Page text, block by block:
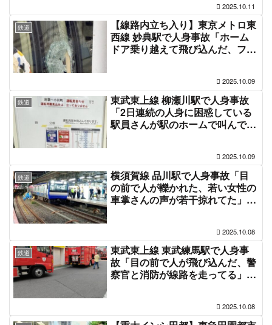
急電車 #京都本線 10月11日2025.10.11
鉄道
【線路内立ち入り】東京メトロ東
西線 妙典駅で人身事故「ホーム
ドア乗り越えて飛び込んだ、フロ
2025.10.09
鉄道
東武東上線 柳瀬川駅で人身事故
「2日連続の人身に困惑している
駅員さんが駅のホームで叫んで
わせ電車遅延 #東上線 #東上線人
身事故 10月9日
2025.10.09
鉄道
横須賀線 品川駅で人身事故「目
の前で人が轢かれた、若い女性の
車掌さんの声が若干掠れてた」
浜東北線も巻き込まれ電車遅延10
月8日
2025.10.08
鉄道
東武東上線 東武練馬駅で人身事
故「目の前で人が飛び込んだ、警
察官と消防が線路を走ってる」今
2025.10.08